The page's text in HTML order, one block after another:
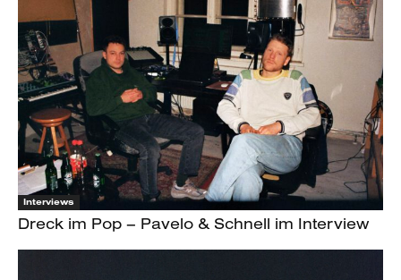
Interviews
Dreck im Pop – Pavelo & Schnell im Interview